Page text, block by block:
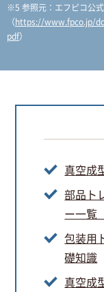
※5 参照元：エフピコ公
（https://www.fpco.jp/
pdf）
真空成
部品ト
ー一覧
包装用
礎知識
真空成